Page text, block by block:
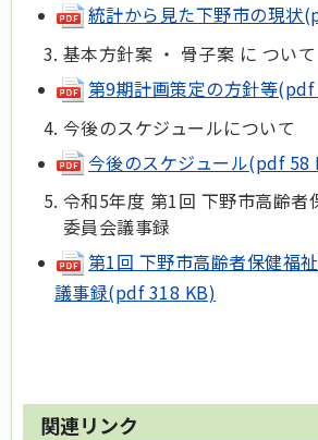
統計から見た下野市の現状
基本方針案 ・ 骨子案 に ついて
第9期計画策定の方針等
今後のスケジュールについて
今後のスケジュール(pdf 58
令和5年度 第1回 下野市高齢者
委員会議事録
第1回 下野市高齢者保健福
議事録(pdf 318 KB)
関連リンク